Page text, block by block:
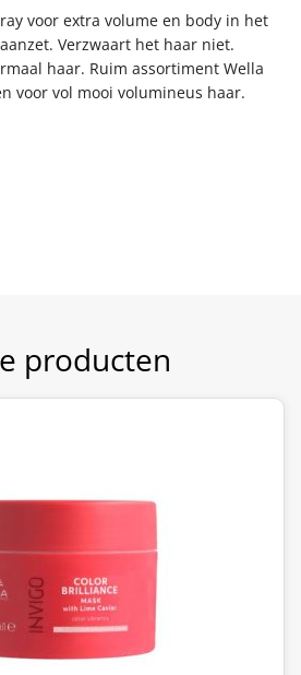
voor extra volume en body in het
Verzwaart het haar niet.
haar. Ruim assortiment Wella
voor vol mooi volumineus haar.
producten